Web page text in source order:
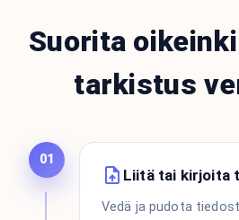
Suorita
tarkistus
01
Liitä tai kirjoita
Vedä ja pudota